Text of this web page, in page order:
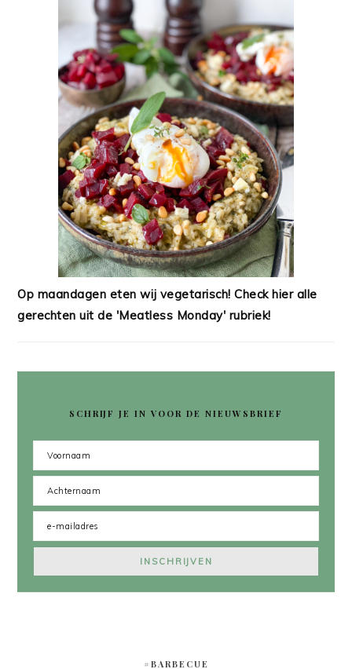
Op maandagen eten wij vegetarisch! Check hier alle
gerechten uit de 'Meatless Monday' rubriek!
SCHRIJF JE IN VOOR DE NIEUWSBRIEF
#BARBECUE